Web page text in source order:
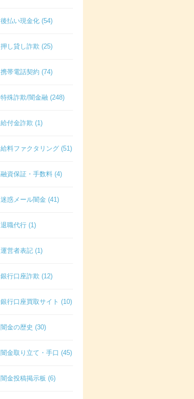
後払い現金化 (54)
押し貸し詐欺 (25)
携帯電話契約 (74)
特殊詐欺/闇金融 (248)
給付金詐欺 (1)
給料ファクタリング (51)
融資保証・手数料 (4)
迷惑メール闇金 (41)
退職代行 (1)
運営者表記 (1)
銀行口座詐欺 (12)
銀行口座買取サイト (10)
闇金の歴史 (30)
闇金取り立て・手口 (45)
闇金投稿掲示板 (6)